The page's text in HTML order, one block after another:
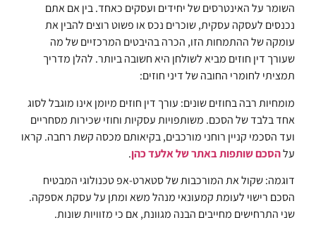
השומר על האינטרסים של יחידים ועסקים כאחד. בין אם אתם
נכנסים לעסקה עסקית, שוכרים נכס או פשוט רוצים להבין את
עומקה של ההתמחות הזו, הכרה בהיבטים המרכזיים של מה
שעורך דין חוזים מביא לשולחן היא חשובה ביותר. להלן מדריך
תמציתי לחומרי החובה של דיני חוזים:
מומחיות רבה בחוזים שונים: עורך דין חוזים מיומן אינו מוגבל לסוג
אחד בלבד של הסכם. משותפויות עסקיות וחוזי שכירות מסחריים
ועד הסכמי קניין רוחני מורכבים, בקיאותם מכסה קשת רחבה. קראו
עלהסכם שותפות באתר של אלעד כהן.
דוגמה: שקול את המורכבות של סטארט-אפ טכנולוגי המבטיח
הסכם רישוי לעומת קמעונאי מנהל משא ומתן על עסקת אספקה.
שני התרחישים מחייבים הבנה מגוונת, אם כי מזוויות שונות.